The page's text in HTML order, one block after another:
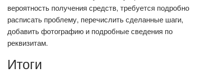
вероятность получения средств, требуется подробно
расписать проблему, перечислить сделанные шаги,
добавить фотографию и подробные сведения по
реквизитам.
Итоги